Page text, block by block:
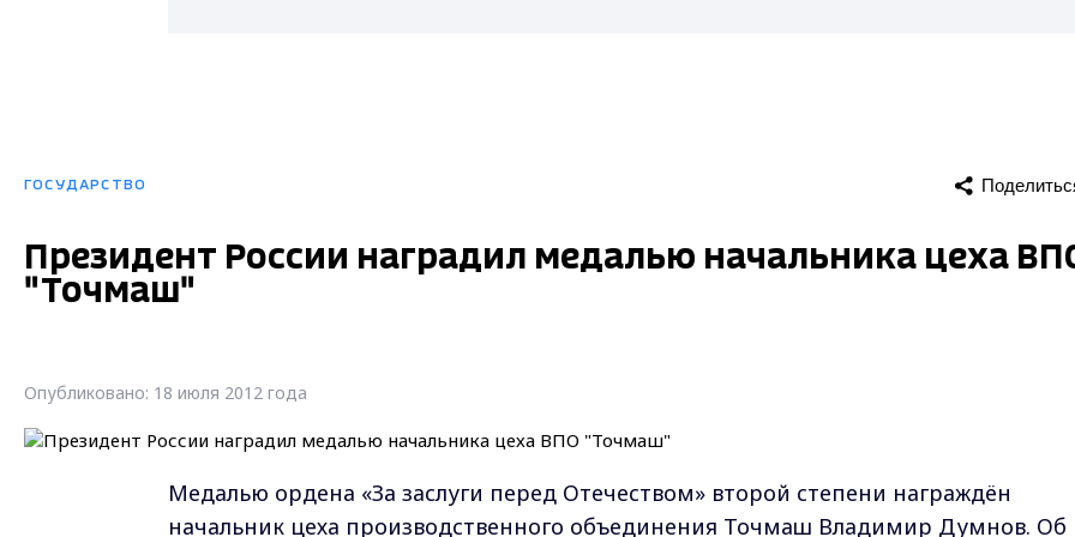
ГОСУДАРСТВО
Президент России наградил медалью начальника цеха
"Точмаш"
Опубликовано: 18 июля 2012 года
Медалью ордена «За заслуги перед Отечеством» второй степени награждён
начальник цеха производственного объединения Точмаш Владимир Думнов. Об